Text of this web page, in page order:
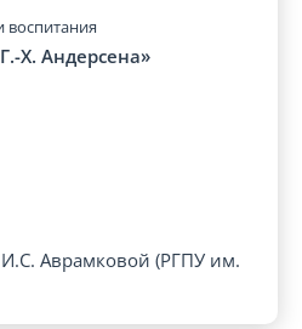
воспитания
Х. Андерсена»
Аврамковой (РГПУ им.